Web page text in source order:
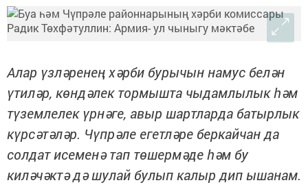
Алар үзләренең хәрби бурычын намус белән
үтиләр, көндәлек тормышта чыдамлылык һәм
түземлелек үрнәге, авыр шартларда батырлык
күрсәтәләр. Чүпрәле егетләре беркайчан да
солдат исеменә тап төшермәде һәм бу
киләчәктә дә шулай булып калыр дип ышанам.